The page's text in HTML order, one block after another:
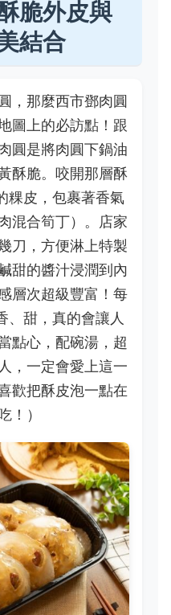
脆外皮與
結合
，那麼西市鄧肉圓
圖上的必訪點！跟
圓是將肉圓下鍋油
酥脆。咬開那層酥
粿皮，包裹著香氣
混合筍丁）。店家
刀，方便淋上特製
甜的醬汁浸潤到內
層次超級豐富！每
、甜，真的會讓人
點心，配碗湯，超
，一定會愛上這一
歡把酥皮泡一點在
！）